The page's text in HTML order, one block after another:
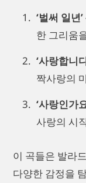
‘벌써 일년
한 그리움
‘사랑합니
짝사랑의
‘사랑인가
사랑의 시
이 곡들은 발라
다양한 감정을